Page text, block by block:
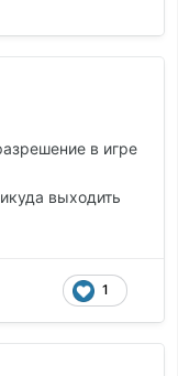
в игре
выходить
1